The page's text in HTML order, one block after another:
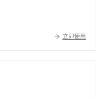
立即使用